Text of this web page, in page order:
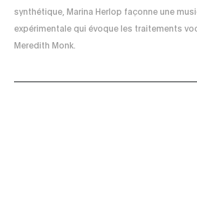
synthétique, Marina Herlop façonne une
expérimentale qui évoque les traitements
Meredith Monk.